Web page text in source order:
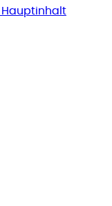
Hauptinhalt